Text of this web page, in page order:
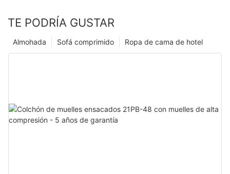
TE PODRÍA GUSTAR
Ropa de cama de hotel
Sofá comprimido
Almohada